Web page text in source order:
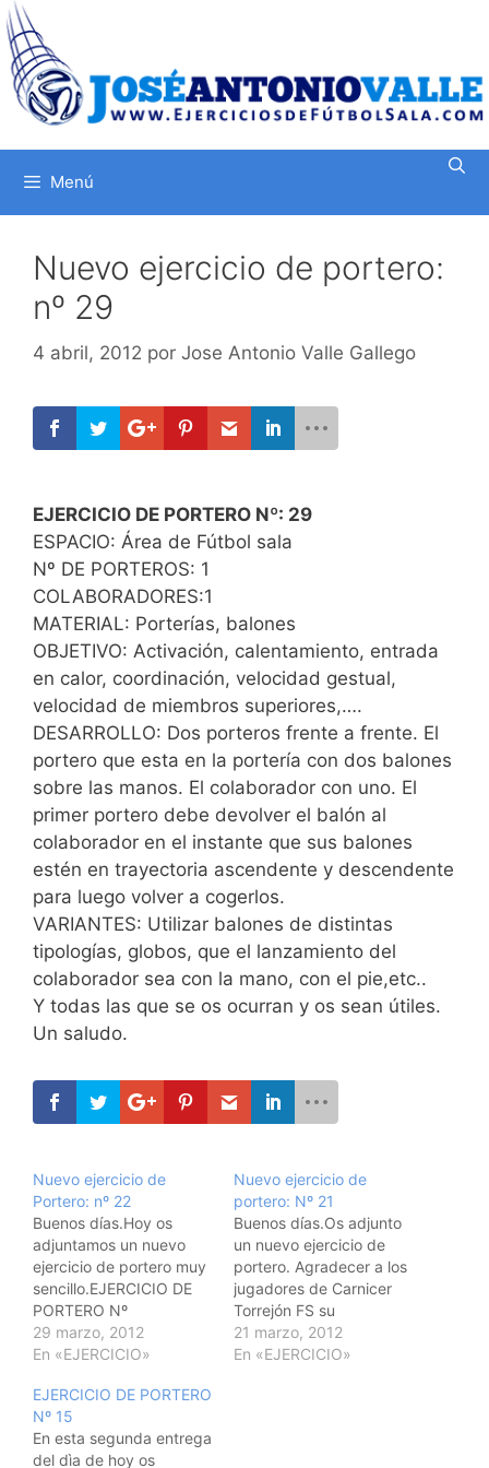
Saltar
al
contenido
Menú
Nuevo ejercicio de portero:
nº 29
4 abril, 2012 por Jose Antonio Valle Gallego
EJERCICIO DE PORTERO Nº: 29
ESPACIO: Área de Fútbol sala
Nº DE PORTEROS: 1
COLABORADORES:1
MATERIAL: Porterías, balones
OBJETIVO: Activación, calentamiento, entrada
en calor, coordinación, velocidad gestual,
velocidad de miembros superiores,….
DESARROLLO: Dos porteros frente a frente. El
portero que esta en la portería con dos balones
sobre las manos. El colaborador con uno. El
primer portero debe devolver el balón al
colaborador en el instante que sus balones
estén en trayectoria ascendente y descendente
para luego volver a cogerlos.
VARIANTES: Utilizar balones de distintas
tipologías, globos, que el lanzamiento del
colaborador sea con la mano, con el pie,etc..
Y todas las que se os ocurran y os sean útiles.
Un saludo.
Nuevo ejercicio de
Portero: nº 22
Buenos días.Hoy os
adjuntamos un nuevo
ejercicio de portero muy
sencillo.EJERCICIO DE
PORTERO Nº
22ESPACIO: Área de
Fútbol salaNº DE
1COLABORADORES:
2MATERIAL: Porterías,
balonesOBJETIVO:
Velocidad de reacción,
29 marzo, 2012
En «EJERCICIO»
Nuevo ejercicio de
portero: Nº 21
Buenos días.Os adjunto
un nuevo ejercicio de
portero. Agradecer a los
jugadores de Carnicer
Torrejón FS su
colaboración.Un
saludoEJERCICIO DE
21 marzo, 2012
En «EJERCICIO»
EJERCICIO DE PORTERO
Nº 15
En esta segunda entrega
del dìa de hoy os